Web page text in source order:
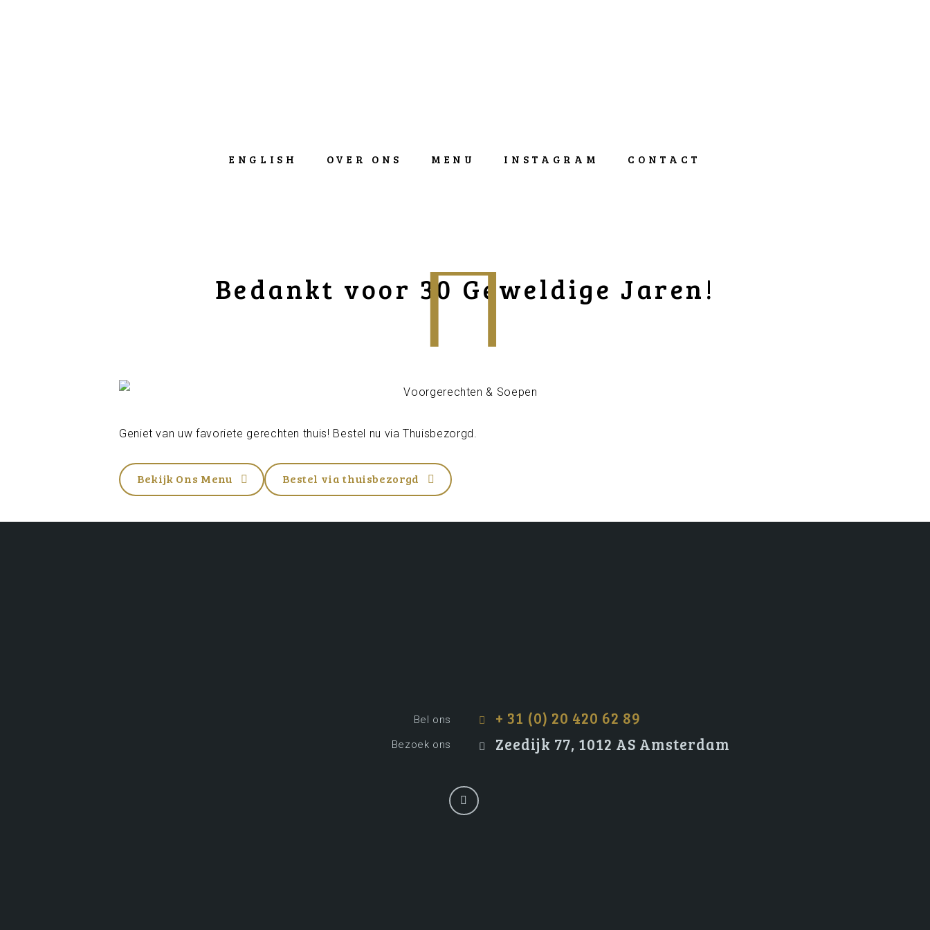
ENGLISH OVER ONS MENU INSTAGRAM CONTACT
Bedankt voor 30 Geweldige Jaren!
Geniet van uw favoriete gerechten thuis! Bestel nu viaThuisbezorgd .
Bekijk Ons Menu Bestel via thuisbezorgd
+ 31 (0) 20 420 62 89
Zeedijk 77, 1012 AS Amsterdam
Bel ons
Bezoek ons